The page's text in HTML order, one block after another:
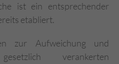
ist ein entsprechender
etabliert.
zur Aufweichung und
verankerten